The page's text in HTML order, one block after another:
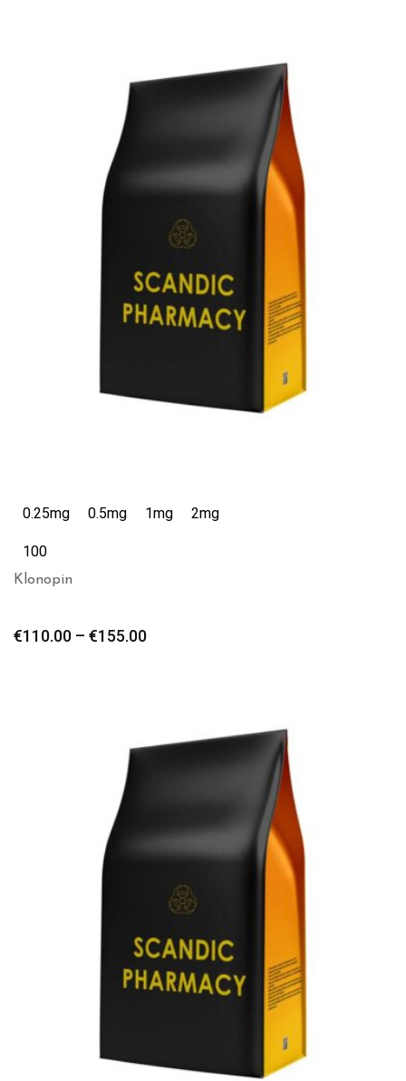
0.25mg 0.5mg 1mg 2mg
100
Klonopin
€110.00 – €155.00